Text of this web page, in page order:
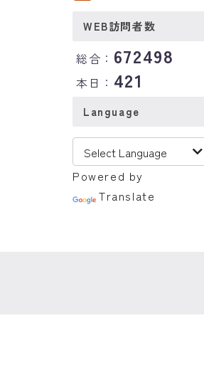
WEB訪問者数
総合： 672498
本日： 421
Language
Powered by
Translate